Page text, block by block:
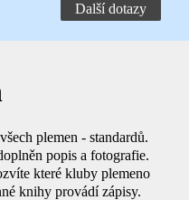
Další dotazy
plemen - standardů.
popis a fotografie.
které kluby plemeno
knihy provádí zápisy.